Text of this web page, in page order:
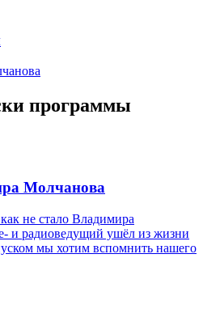
программы
Молчанова
не стало Владимира
и радиоведущий ушёл из жизни
мы хотим вспомнить нашего